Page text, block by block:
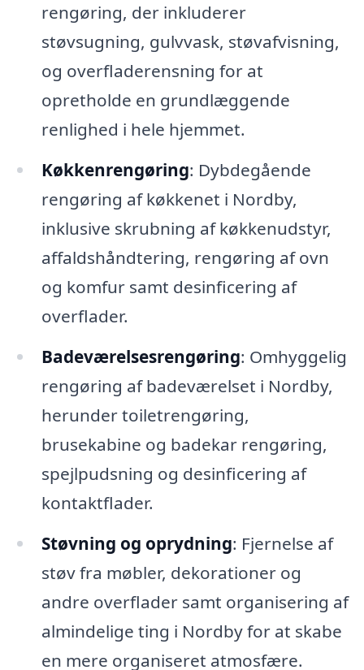
rengøring, der inkluderer
støvsugning, gulvvask, støvafvisning,
og overfladerensning for at
opretholde en grundlæggende
renlighed i hele hjemmet.
Køkkenrengøring: Dybdegående
rengøring af køkkenet i Nordby,
inklusive skrubning af køkkenudstyr,
affaldshåndtering, rengøring af ovn
og komfur samt desinficering af
overflader.
Badeværelsesrengøring: Omhyggelig
rengøring af badeværelset i Nordby,
herunder toiletrengøring,
brusekabine og badekar rengøring,
spejlpudsning og desinficering af
kontaktflader.
Støvning og oprydning: Fjernelse af
støv fra møbler, dekorationer og
andre overflader samt organisering af
almindelige ting i Nordby for at skabe
en mere organiseret atmosfære.